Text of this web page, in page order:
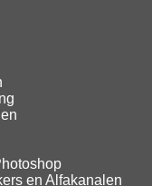
en Alfakanalen